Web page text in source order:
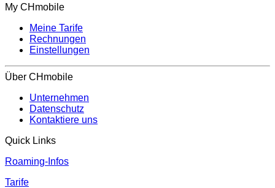
My CHmobile
Meine Tarife
Rechnungen
Einstellungen
Über CHmobile
Unternehmen
Datenschutz
Kontaktiere uns
Quick Links
Roaming-Infos
Tarife